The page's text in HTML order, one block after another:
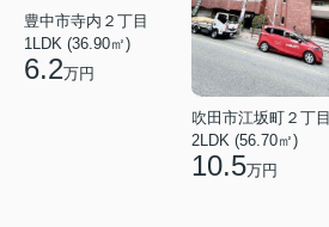
豊中市寺内２丁目
1LDK (36.90㎡)
6.2万円
吹田市江坂町２丁目
2LDK (56.70㎡)
10.5万円